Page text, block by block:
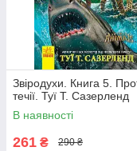
Звіродухи. Книга 5.
течії. Туї Т. Сазерленд
В наявності
261 ₴ 290 ₴